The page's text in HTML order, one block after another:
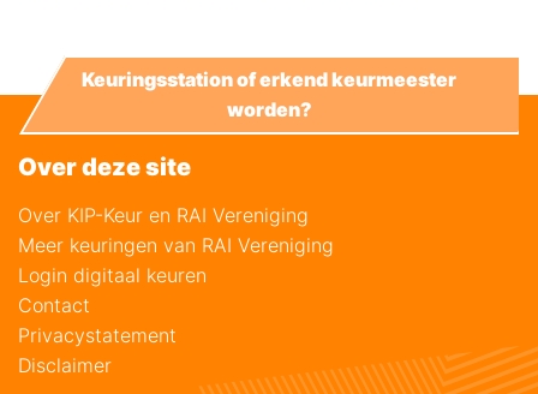
Over deze site
Over KIP-Keur en RAI Vereniging
Meer keuringen van RAI Vereniging
Login digitaal keuren
Contact
Privacystatement
Disclaimer
Keuringsstation of erkend keurmeester
worden?